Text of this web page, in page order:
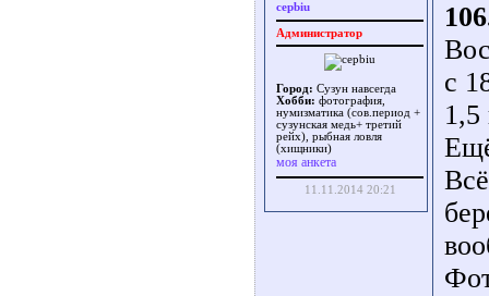
cepbiu
Администратор
Город: Сузун навсегда
Хобби: фотография,
нумизматика (сов.период +
сузунская медь+ третий
рейх), рыбная ловля
(хищники)
моя анкета
11.11.2014 20:21
с
1,5